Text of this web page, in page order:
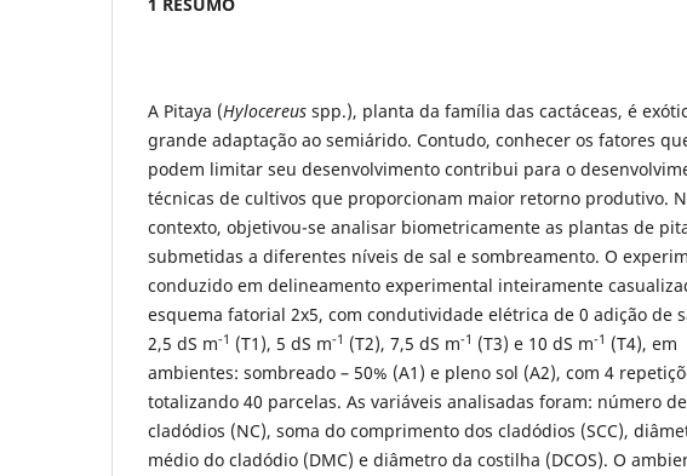
A Pitaya (Hylocereus spp.), planta da família das cactáceas, é
grande adaptação ao semiárido. Contudo, conhecer os fatores
podem limitar seu desenvolvimento contribui para o
técnicas de cultivos que proporcionam maior retorno produtivo.
contexto, objetivou-se analisar biometricamente as plantas de
submetidas a diferentes níveis de sal e sombreamento. O
conduzido em delineamento experimental inteiramente
esquema fatorial 2x5, com condutividade elétrica de 0 adição de
2,5 dS m-1 (T1), 5 dS m-1 (T2), 7,5 dS m-1 (T3) e 10 dS m-1 (T4), em
ambientes: sombreado – 50% (A1) e pleno sol (A2), com 4
totalizando 40 parcelas. As variáveis analisadas foram: número de
cladódios (NC), soma do comprimento dos cladódios (SCC),
médio do cladódio (DMC) e diâmetro da costilha (DCOS). O